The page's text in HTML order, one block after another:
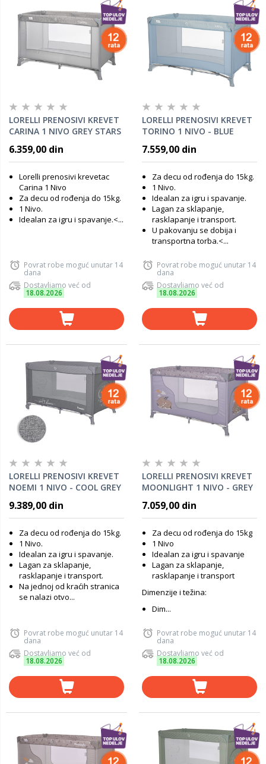
LORELLI PRENOSIVI KREVET
CARINA 1 NIVO GREY STARS
6.359,00 din
Lorelli prenosivi krevetac
Carina 1 Nivo
Za decu od rođenja do 15kg.
1 Nivo.
Idealan za igru i spavanje.<...
Povrat robe moguć unutar 14
dana
Dostavljamo već od
18.08.2026
LORELLI PRENOSIVI KREVET
TORINO 1 NIVO - BLUE
7.559,00 din
Za decu od rođenja do 15kg.
1 Nivo.
Idealan za igru i spavanje.
Lagan za sklapanje,
rasklapanje i transport.
U pakovanju se dobija i
transportna torba.<...
Povrat robe moguć unutar 14
dana
Dostavljamo već od
18.08.2026
LORELLI PRENOSIVI KREVET
NOEMI 1 NIVO - COOL GREY
9.389,00 din
Za decu od rođenja do 15kg.
1 Nivo.
Idealan za igru i spavanje.
Lagan za sklapanje,
rasklapanje i transport.
Na jednoj od kraćih stranica
se nalazi otvo...
Povrat robe moguć unutar 14
dana
Dostavljamo već od
18.08.2026
LORELLI PRENOSIVI KREVET
MOONLIGHT 1 NIVO - GREY
7.059,00 din
Za decu od rođenja do 15kg
1 Nivo
Idealan za igru i spavanje
Lagan za sklapanje,
rasklapanje i transport
Dimenzije i težina:
Dim...
Povrat robe moguć unutar 14
dana
Dostavljamo već od
18.08.2026